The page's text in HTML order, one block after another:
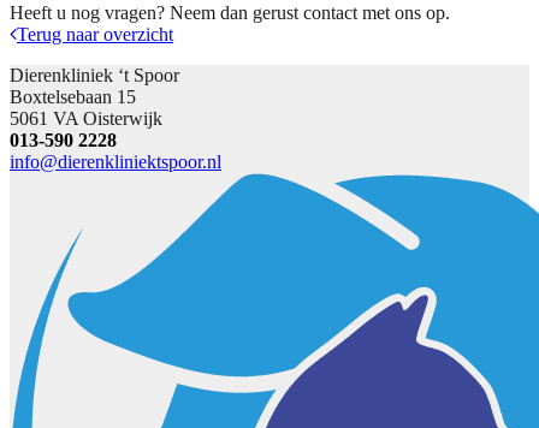
Heeft u nog vragen? Neem dan gerust contact met ons op.
Terug naar overzicht
Dierenkliniek ‘t Spoor
Boxtelsebaan 15
5061 VA Oisterwijk
013-590 2228
info@dierenkliniektspoor.nl